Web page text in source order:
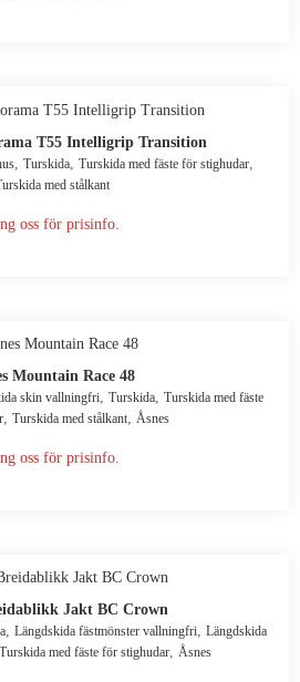
T55 Intelligrip Transition
Turskida Turskida med fäste för stighudar
med stålkant
oss för prisinfo.
Mountain Race 48
skin vallningfri Turskida Turskida med fäste
, Turskida med stålkant, Åsnes
oss för prisinfo.
Jakt BC Crown
, Längdskida fästmönster vallningfri, Längdskida
Turskida med fäste för stighudar, Åsnes